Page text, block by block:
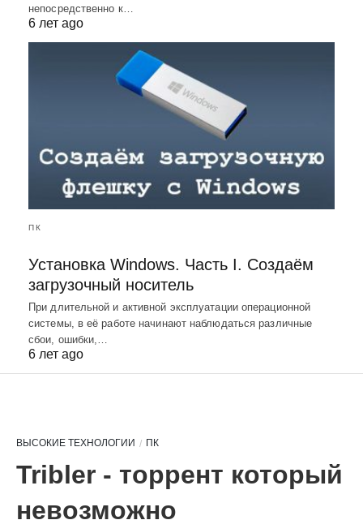
непосредственно к…
6 лет ago
ПК
Установка Windows. Часть I. Создаём
загрузочный носитель
При длительной и активной эксплуатации операционной
системы, в её работе начинают наблюдаться различные
сбои, ошибки,…
6 лет ago